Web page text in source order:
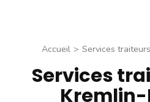
Accueil > Services
Services